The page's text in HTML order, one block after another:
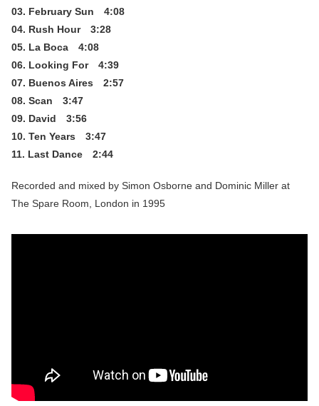
03. February Sun 4:08
04. Rush Hour 3:28
05. La Boca 4:08
06. Looking For 4:39
07. Buenos Aires 2:57
08. Scan 3:47
09. David 3:56
10. Ten Years 3:47
11. Last Dance 2:44
Recorded and mixed by Simon Osborne and Dominic Miller at
The Spare Room, London in 1995